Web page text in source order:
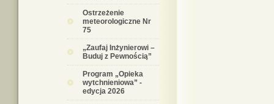
Ostrzeżenie
meteorologiczne Nr
75
„Zaufaj Inżynierowi –
Buduj z Pewnością”
Program „Opieka
wytchnieniowa” -
edycja 2026